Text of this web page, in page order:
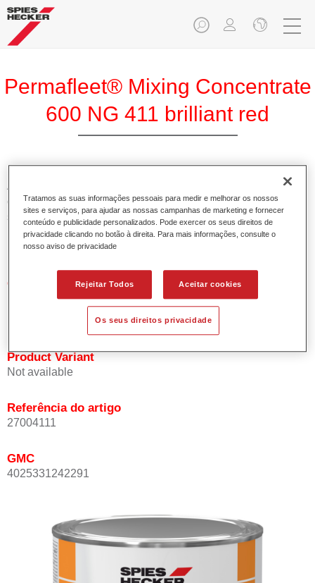
Permafleet® Mixing Concentrate
600 NG 411 brilliant red
A Permafleet Base Concentrada 600 permite misturar as
cores para veículos comerciais da tinta Permafleet nas
séries 630, 670 e 675. Pode igualmente ser utilizada para
misturar diferentes tintas industriais PercoTop e Permacron
Esmalte 730.
Características do produto
Contém pigmentos de alta qualidade para cores lisas.
Product Variant
Not available
Referência do artigo
27004111
GMC
4025331242291
Tratamos as suas informações pessoais para medir e melhorar os nossos
sites e serviços, para ajudar as nossas campanhas de marketing e fornecer
conteúdo e publicidade personalizados. Pode exercer os seus direitos de
privacidade clicando no botão à direita. Para mais informações, consulte o
nosso aviso de privacidade
Rejeitar Todos Aceitar cookies
Os seus direitos privacidade